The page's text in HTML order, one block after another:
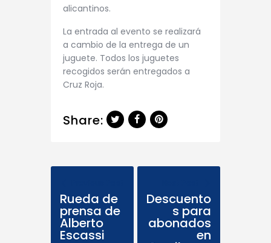
alicantinos.
La entrada al evento se realizará
a cambio de la entrega de un
juguete. Todos los juguetes
recogidos serán entregados a
Cruz Roja.
Share:
Rueda de
prensa de
Alberto
Escassi
Descuento
s para
abonados
en